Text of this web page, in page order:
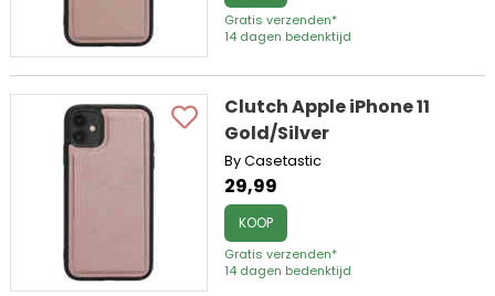
Gratis verzenden*
14 dagen bedenktijd
Clutch Apple iPhone 11
Gold/Silver
By Casetastic
29,99
KOOP
Gratis verzenden*
14 dagen bedenktijd